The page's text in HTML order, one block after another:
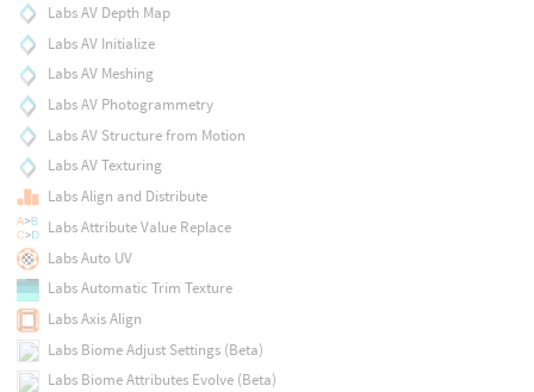
Labs AV Depth Map
Labs AV Initialize
Labs AV Meshing
Labs AV Photogrammetry
Labs AV Structure from Motion
Labs AV Texturing
Labs Align and Distribute
Labs Attribute Value Replace
Labs Auto UV
Labs Automatic Trim Texture
Labs Axis Align
Labs Biome Adjust Settings (Beta)
Labs Biome Attributes Evolve (Beta)